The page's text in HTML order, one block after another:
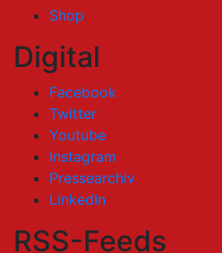
Shop
Digital
Facebook
Twitter
Youtube
Instagram
Pressearchiv
LinkedIn
RSS-Feeds